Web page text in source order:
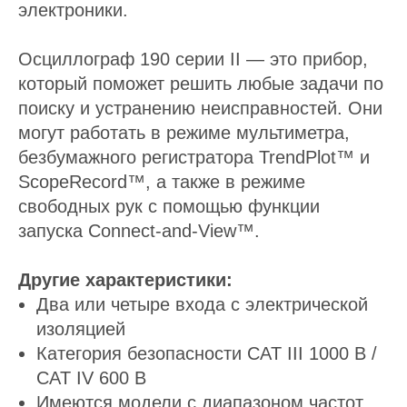
электроники.
Осциллограф 190 серии II — это прибор,
который поможет решить любые задачи по
поиску и устранению неисправностей. Они
могут работать в режиме мультиметра,
безбумажного регистратора TrendPlot™ и
ScopeRecord™, а также в режиме
свободных рук с помощью функции
запуска Connect-and-View™.
Другие характеристики:
Два или четыре входа с электрической
изоляцией
Категория безопасности CAT III 1000 В /
CAT IV 600 В
Имеются модели с диапазоном частот